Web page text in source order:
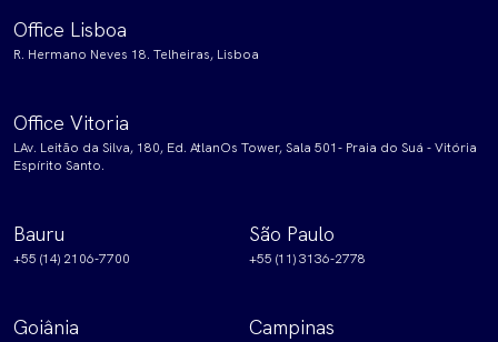
Office Lisboa
R. Hermano Neves 18. Telheiras, Lisboa
Office Vitoria
LAv. Leitão da Silva, 180, Ed. AtlanOs Tower, Sala 501- Praia do Suá - Vitória
Espírito Santo.
Bauru
+55 (14) 2106-7700
São Paulo
+55 (11) 3136-2778
Goiânia Campinas